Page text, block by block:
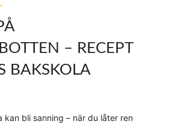
– RECEPT
BAKSKOLA
kan bli sanning – när du låter ren